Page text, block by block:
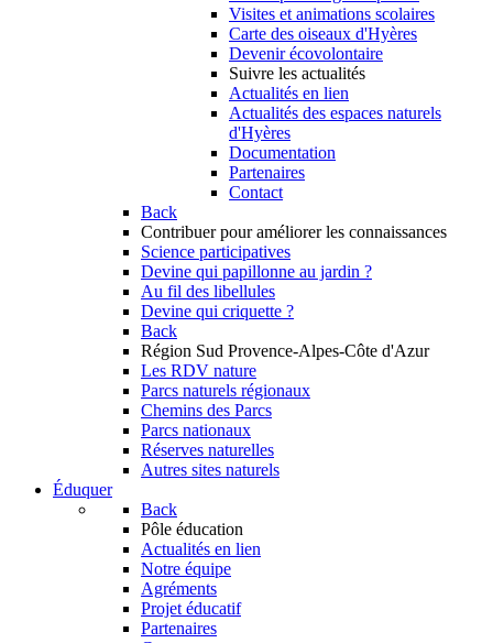
Visites et animations scolaires
Carte des oiseaux d'Hyères
Devenir écovolontaire
Suivre les actualités
Actualités en lien
Actualités des espaces naturels
d'Hyères
Documentation
Partenaires
Contact
Back
Contribuer pour améliorer les connaissances
Science participatives
Devine qui papillonne au jardin ?
Au fil des libellules
Devine qui criquette ?
Back
Région Sud Provence-Alpes-Côte d'Azur
Les RDV nature
Parcs naturels régionaux
Chemins des Parcs
Parcs nationaux
Réserves naturelles
Autres sites naturels
Éduquer
Back
Pôle éducation
Actualités en lien
Notre équipe
Agréments
Projet éducatif
Partenaires